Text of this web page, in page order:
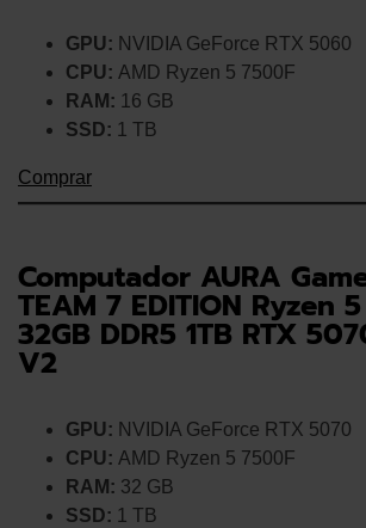
GPU: NVIDIA GeForce RTX 5060
CPU: AMD Ryzen 5 7500F
RAM: 16 GB
SSD: 1 TB
Comprar
Computador AURA
TEAM 7 EDITION Ryzen
32GB DDR5 1TB RTX
V2
GPU: NVIDIA GeForce RTX 5070
CPU: AMD Ryzen 5 7500F
RAM: 32 GB
SSD: 1 TB